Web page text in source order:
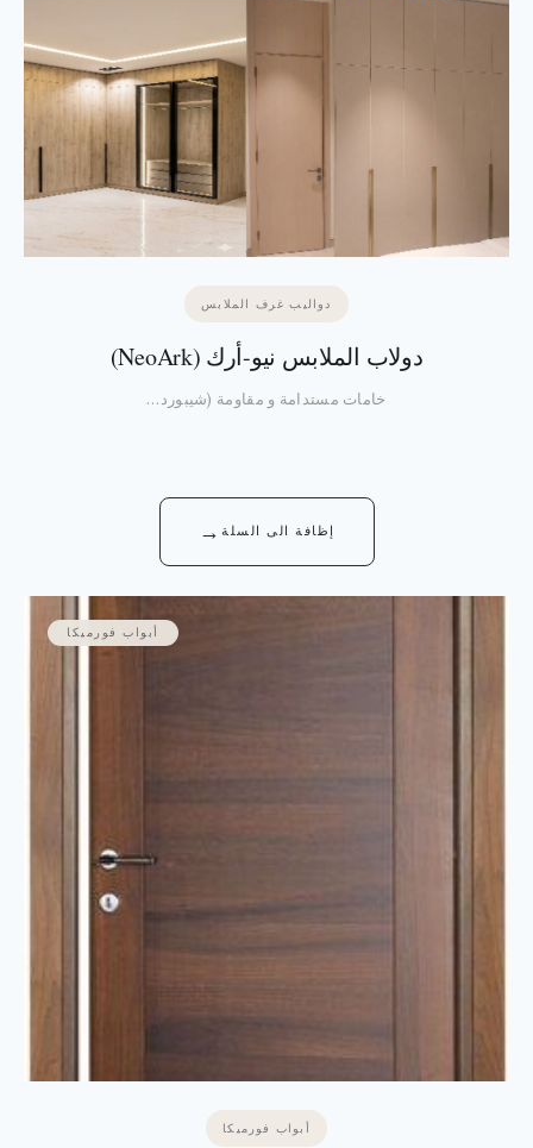
دواليب غرف الملابس
دولاب الملابس نيو-أرك (NeoArk)
خامات مستدامة و مقاومة (شيبورد…
إظافة الى السلة →
أبواب فورميكا
أبواب فورميكا